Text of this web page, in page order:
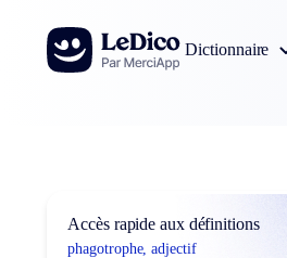
Aller au contenu
Dictionnaire
Accès rapide aux définitions
phagotrophe, adjectif